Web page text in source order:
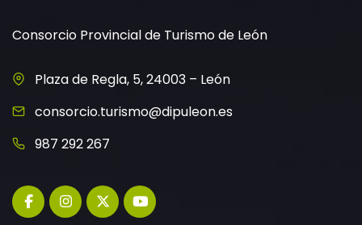
Consorcio Provincial de Turismo de León
Plaza de Regla, 5, 24003 – León
consorcio.turismo@dipuleon.es
987 292 267